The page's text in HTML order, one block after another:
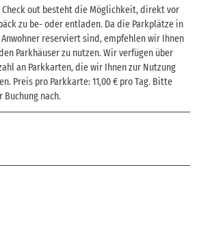
Check out besteht die Möglichkeit, direkt vor
zu be- oder entladen. Da die Parkplätze in
reserviert sind, empfehlen wir Ihnen
Parkhäuser zu nutzen. Wir verfügen über
an Parkkarten, die wir Ihnen zur Nutzung
Preis pro Parkkarte: 11,00 € pro Tag. Bitte
Buchung nach.